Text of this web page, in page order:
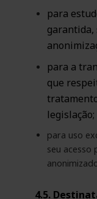
para
garantida,
para a
que
legislação;
para uso
seu acesso
4.5.